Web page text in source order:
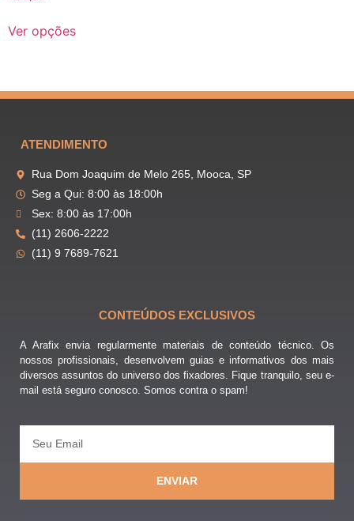
Ver opções
ATENDIMENTO
Rua Dom Joaquim de Melo 265, Mooca, SP
Seg a Qui: 8:00 às 18:00h
Sex: 8:00 às 17:00h
(11) 2606-2222
(11) 9 7689-7621
CONTEÚDOS EXCLUSIVOS
A Arafix envia regularmente materiais de conteúdo técnico. Os
nossos profissionais, desenvolvem guias e informativos dos mais
diversos assuntos do universo dos fixadores. Fique tranquilo, seu e-
mail está seguro conosco. Somos contra o spam!
ENVIAR